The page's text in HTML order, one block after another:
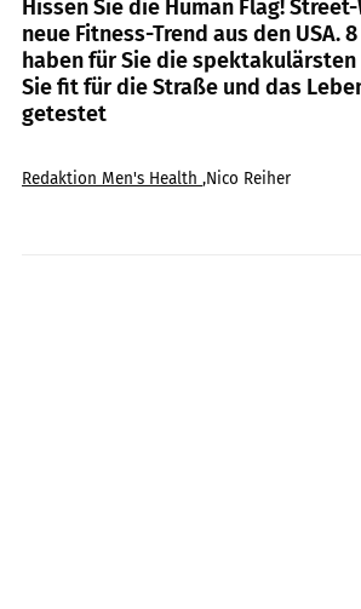
Hissen Sie die Human Flag!
neue Fitness-Trend aus den USA.
haben für Sie die spektakulärsten
Sie fit für die Straße und das
getestet
Redaktion Men's Health ,Nico Reiher